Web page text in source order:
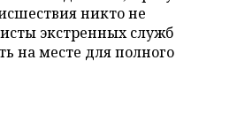
никто не
экстренных служб
на месте для полного